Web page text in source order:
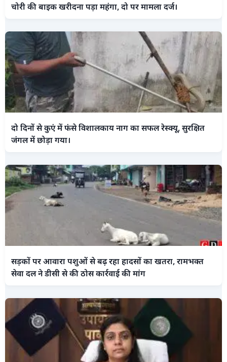
चोरी की बाइक खरीदना पड़ा महंगा, दो पर मामला दर्ज।
दो दिनों से कुएं में फंसे विशालकाय नाग का सफल रेस्क्यू, सुरक्षित
जंगल में छोड़ा गया।
सड़कों पर आवारा पशुओं से बढ़ रहा हादसों का खतरा, रामभक्त
सेवा दल ने डीसी से की ठोस कार्रवाई की मांग